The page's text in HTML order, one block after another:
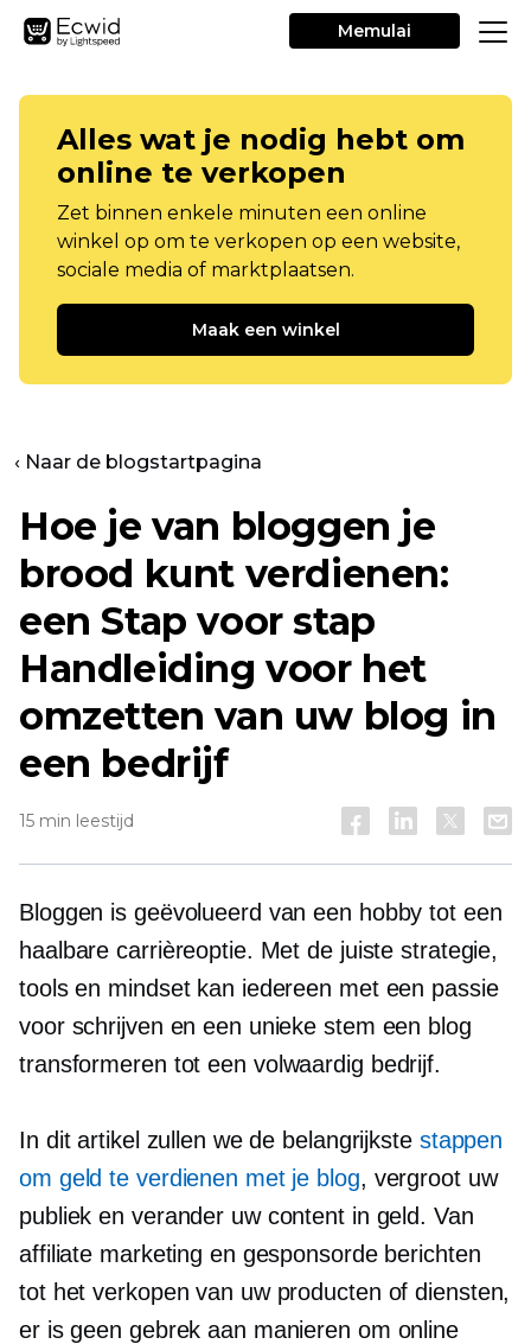
Memulai
Alles wat je nodig hebt om
online te verkopen
Zet binnen enkele minuten een online
winkel op om te verkopen op een website,
sociale media of marktplaatsen.
Maak een winkel
‹ Naar de blogstartpagina
Hoe je van bloggen je
brood kunt verdienen:
eenStap voor stap
Handleiding voor het
omzetten van uw blog in
een bedrijf
15 min leestijd
Bloggen is geëvolueerd van een hobby tot een
haalbare carrièreoptie. Met de juiste strategie,
tools en mindset kan iedereen met een passie
voor schrijven en een unieke stem een ​​blog
transformeren tot een volwaardig bedrijf.
In dit artikel zullen we de belangrijkste stappen
om geld te verdienen met je blog, vergroot uw
publiek en verander uw content in geld. Van
affiliate marketing en gesponsorde berichten
tot het verkopen van uw producten of diensten,
er is geen gebrek aan manieren om online